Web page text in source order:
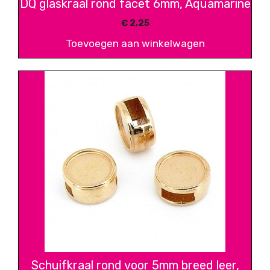
DQ glaskraal rond facet 6mm, Aquamarine
€2,25
Toevoegen aan winkelwagen
Schuifkraal rond voor 5mm breed leer,